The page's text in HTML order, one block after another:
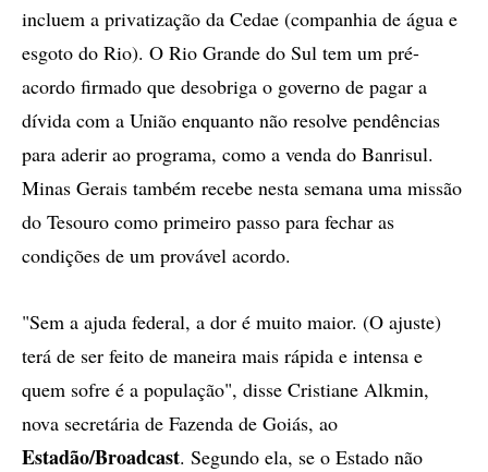
incluem a privatização da Cedae (companhia de água e
esgoto do Rio). O Rio Grande do Sul tem um pré-
acordo firmado que desobriga o governo de pagar a
dívida com a União enquanto não resolve pendências
para aderir ao programa, como a venda do Banrisul.
Minas Gerais também recebe nesta semana uma missão
do Tesouro como primeiro passo para fechar as
condições de um provável acordo.
"Sem a ajuda federal, a dor é muito maior. (O ajuste)
terá de ser feito de maneira mais rápida e intensa e
quem sofre é a população", disse Cristiane Alkmin,
nova secretária de Fazenda de Goiás, ao
Estadão/Broadcast. Segundo ela, se o Estado não